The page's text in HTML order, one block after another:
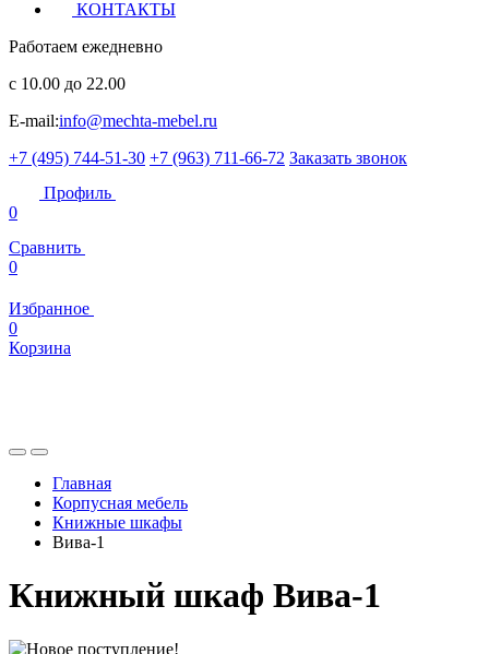
КОНТАКТЫ
Работаем ежедневно
с 10.00 до 22.00
E-mail:info@mechta-mebel.ru
+7 (495) 744-51-30 +7 (963) 711-66-72 Заказать звонок
Профиль
0
Сравнить
0
Избранное
0
Корзина
Главная
Корпусная мебель
Книжные шкафы
Вива-1
Книжный шкаф Вива-1